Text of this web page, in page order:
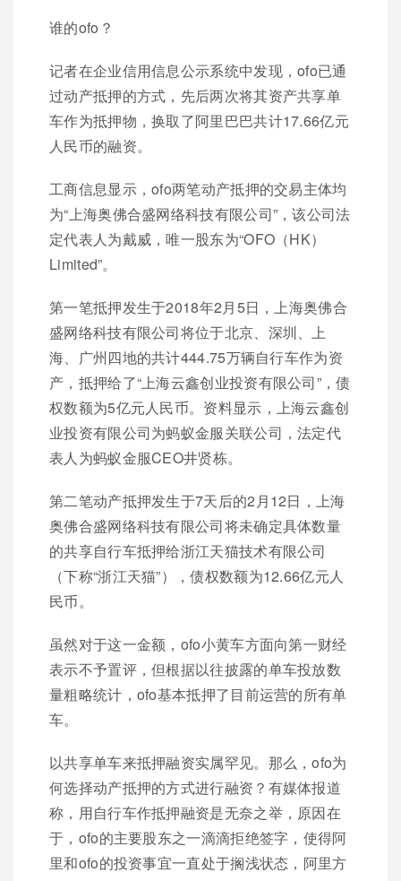
谁的ofo？
记者在企业信用信息公示系统中发现，ofo已通
过动产抵押的方式，先后两次将其资产共享单
车作为抵押物，换取了阿里巴巴共计17.66亿元
人民币的融资。
工商信息显示，ofo两笔动产抵押的交易主体均
为“上海奥佛合盛网络科技有限公司”，该公司法
定代表人为戴威，唯一股东为“OFO（HK）
Limited”。
第一笔抵押发生于2018年2月5日，上海奥佛合
盛网络科技有限公司将位于北京、深圳、上
海、广州四地的共计444.75万辆自行车作为资
产，抵押给了“上海云鑫创业投资有限公司”，债
权数额为5亿元人民币。资料显示，上海云鑫创
业投资有限公司为蚂蚁金服关联公司，法定代
表人为蚂蚁金服CEO井贤栋。
第二笔动产抵押发生于7天后的2月12日，上海
奥佛合盛网络科技有限公司将未确定具体数量
的共享自行车抵押给浙江天猫技术有限公司
（下称“浙江天猫”），债权数额为12.66亿元人
民币。
虽然对于这一金额，ofo小黄车方面向第一财经
表示不予置评，但根据以往披露的单车投放数
量粗略统计，ofo基本抵押了目前运营的所有单
车。
以共享单车来抵押融资实属罕见。那么，ofo为
何选择动产抵押的方式进行融资？有媒体报道
称，用自行车作抵押融资是无奈之举，原因在
于，ofo的主要股东之一滴滴拒绝签字，使得阿
里和ofo的投资事宜一直处于搁浅状态，阿里方